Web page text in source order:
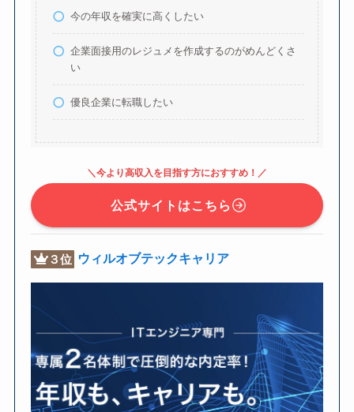
今の年収を確実に高くしたい
企業面接用のレジュメを作成するのがめんどくさ
い
優良企業に転職したい
＼今より高収入を目指す方におすすめ！／
公式サイトはこちら
３位 ウィルオブテックキャリア